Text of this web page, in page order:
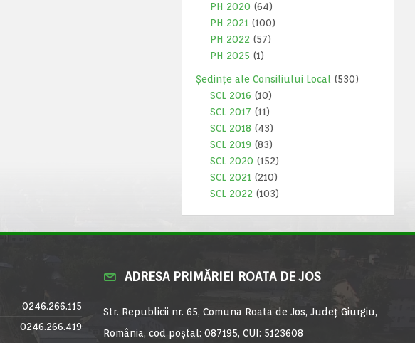
PH 2020 (64)
PH 2021 (100)
PH 2022 (57)
PH 2025 (1)
Ședințe ale Consiliului Local
(530)
SCL 2016 (10)
SCL 2017 (11)
SCL 2018 (43)
SCL 2019 (83)
SCL 2020 (152)
SCL 2021 (210)
SCL 2022 (103)
0246.266.115
0246.266.419
ADRESA PRIMĂRIEI ROATA DE JOS
Str. Republicii nr. 65, Comuna Roata de Jos, Județ Giurgiu,
România, cod poștal: 087195, CUI: 5123608